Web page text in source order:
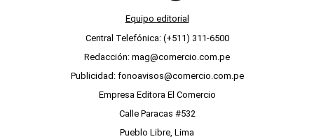
Equipo editorial
Central Telefónica: (+511) 311-6500
Redacción: mag@comercio.com.pe
Publicidad: fonoavisos@comercio.com.pe
Empresa Editora El Comercio
Calle Paracas #532
Pueblo Libre, Lima